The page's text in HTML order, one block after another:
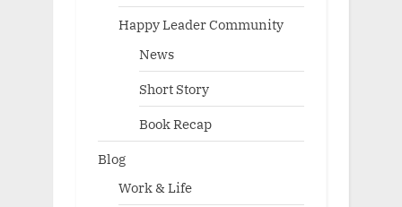
Happy Leader Community
News
Short Story
Book Recap
Blog
Work & Life